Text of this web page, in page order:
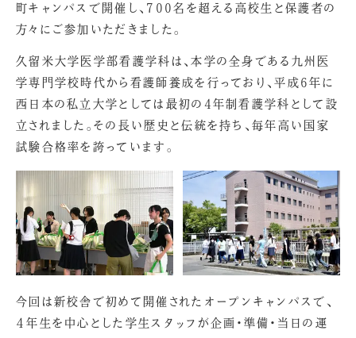
町キャンパスで開催し、700名を超える高校生と保護者の
方々にご参加いただきました。
久留米大学医学部看護学科は、本学の全身である九州医
学専門学校時代から看護師養成を行っており、平成6年に
西日本の私立大学としては最初の4年制看護学科として設
立されました。その長い歴史と伝統を持ち、毎年高い国家
試験合格率を誇っています。
今回は新校舎で初めて開催されたオープンキャンパスで、
４年生を中心とした学生スタッフが企画・準備・当日の運